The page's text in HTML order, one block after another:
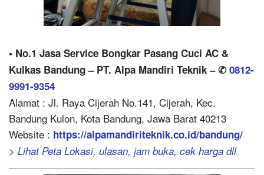
• No.1 Jasa Service Bongkar Pasang Cuci AC &
Kulkas Bandung – PT. Alpa Mandiri Teknik – ✆0812-
9991-9354
Alamat : Jl. Raya Cijerah No.141, Cijerah, Kec.
Bandung Kulon, Kota Bandung, Jawa Barat 40213
Website : https://alpamandiriteknik.co.id/bandung/
> Lihat Peta Lokasi, ulasan, jam buka, cek harga dll